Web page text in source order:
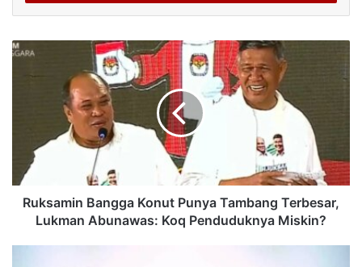
Ruksamin Bangga Konut Punya Tambang Terbesar,
Lukman Abunawas: Koq Penduduknya Miskin?